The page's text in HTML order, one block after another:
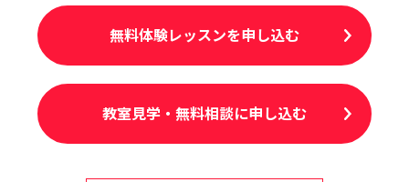
無料体験レッスンを申し込む
教室見学・無料相談に申し込む